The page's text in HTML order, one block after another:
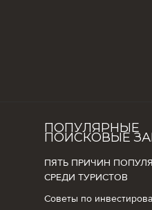
ПОПУЛЯРНЫЕ
ПОИСКОВЫЕ
ПЯТЬ ПРИЧИН
СРЕДИ ТУРИСТОВ
Советы по